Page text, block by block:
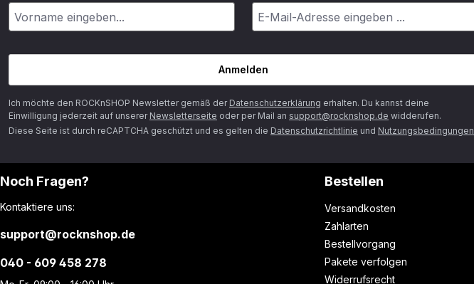
Anmelden
Ich möchte den ROCKnSHOP Newsletter gemäß der Datenschutzerklärung erhalten. Du kannst deine
Einwilligung jederzeit auf unserer Newsletterseite oder per Mail an support@rocknshop.de widderufen.
Diese Seite ist durch reCAPTCHA geschützt und es gelten die Datenschutzrichtlinie und Nutzungsbedingungen
Noch Fragen?
Kontaktiere uns:
support@rocknshop.de
040 - 609 458 278
Bestellen
Versandkosten
Zahlarten
Bestellvorgang
Pakete verfolgen
Widerrufsrecht